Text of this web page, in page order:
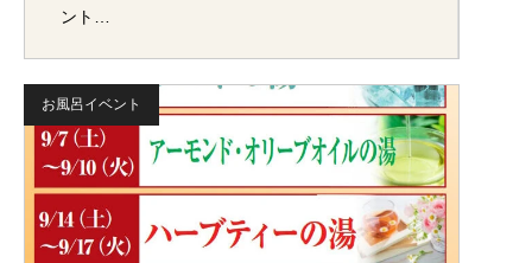
ント…
お風呂イベント